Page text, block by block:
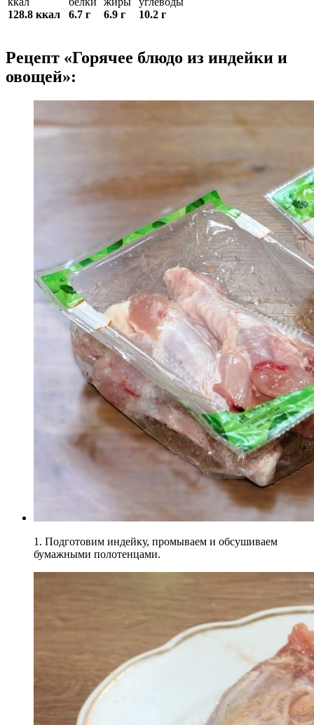
128.8 ккал
6.7 г
6.9 г
10.2 г
Рецепт «Горячее блюдо из индейки и
овощей»:
1. Подготовим индейку, промываем и обсушиваем
бумажными полотенцами.